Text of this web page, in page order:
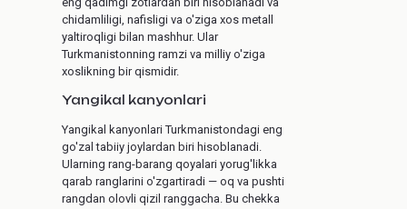
chidamliligi, nafisligi va o'ziga xos metall
yaltiroqligi bilan mashhur. Ular
Turkmanistonning ramzi va milliy o'ziga
xoslikning bir qismidir.
Yangikal kanyonlari
Yangikal kanyonlari Turkmanistondagi eng
go'zal tabiiy joylardan biri hisoblanadi.
Ularning rang-barang qoyalari yorug'likka
qarab ranglarini o'zgartiradi — oq va pushti
rangdan olovli qizil ranggacha. Bu chekka